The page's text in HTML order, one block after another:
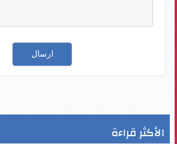
الأكثر قراءة